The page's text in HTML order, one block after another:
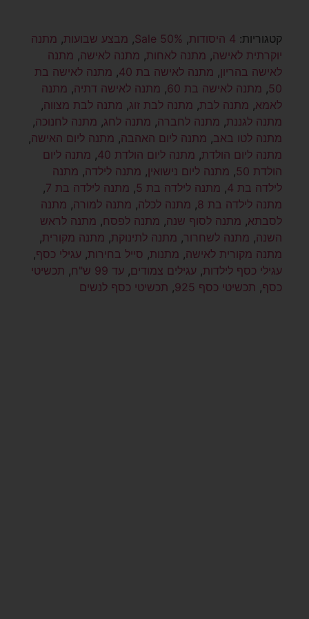
קטגוריות: 4 היסודות ,
Sale 50%
, מבצע שבועות, מתנה
יוקרתית לאישה, מתנה לאחות, מתנה לאישה, מתנה
לאישה בהריון, מתנה לאישה בת 40 , מתנה לאישה בת
50
, מתנה לאישה בת 60 , מתנה לאישה דתיה, מתנה
לאמא, מתנה לבת, מתנה לבת זוג, מתנה לבת מצווה,
מתנה לגננת, מתנה לחברה, מתנה לחג, מתנה לחנוכה,
מתנה לטו באב, מתנה ליום האהבה, מתנה ליום האישה,
מתנה ליום הולדת, מתנה ליום הולדת 40 , מתנה ליום
הולדת 50
, מתנה ליום נישואין, מתנה לילדה, מתנה
לילדה בת 4
, מתנה לילדה בת 5 , מתנה לילדה בת 7
,
מתנה לילדה בת 8
, מתנה לכלה, מתנה למורה, מתנה
לסבתא, מתנה לסוף שנה, מתנה לפסח, מתנה לראש
השנה, מתנה לשחרור, מתנה לתינוקת, מתנה מקורית,
מתנה מקורית לאישה, מתנות, סייל בחירות, עגילי כסף,
עגילי כסף לילדות, עגילים צמודים, עד 99 ש"ח , תכשיטי
כסף, תכשיטי כסף 925 , תכשיטי כסף לנשים